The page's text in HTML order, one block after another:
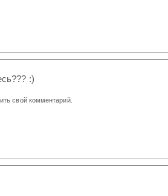
:)
свой комментарий.